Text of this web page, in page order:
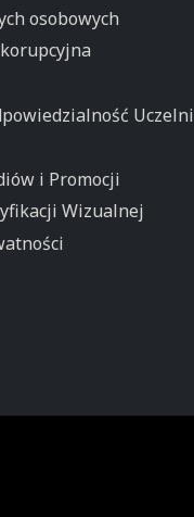
osobowych
Uczelni
i Promocji
Wizualnej